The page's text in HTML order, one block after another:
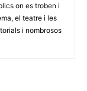
on es troben i
el teatre i les
i nombrosos